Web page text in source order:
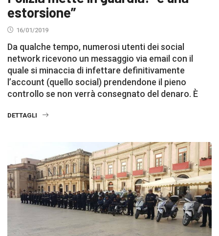
estorsione”
16/01/2019
Da qualche tempo, numerosi utenti dei social
network ricevono un messaggio via email con il
quale si minaccia di infettare definitivamente
l’account (quello social) prendendone il pieno
controllo se non verrà consegnato del denaro. È
DETTAGLI